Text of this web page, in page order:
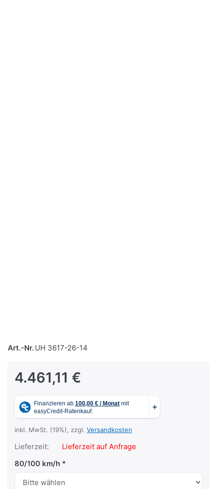
Art.-Nr.UH 3617-26-14
4.461,11 €
inkl. MwSt. (19%), zzgl. Versandkosten
Lieferzeit:
Lieferzeit auf Anfrage
80/100 km/h